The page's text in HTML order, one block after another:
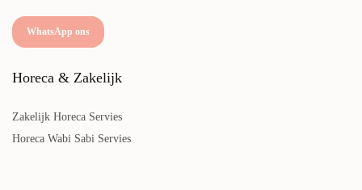
WhatsApp ons
Horeca & Zakelijk
Zakelijk Horeca Servies
Horeca Wabi Sabi Servies